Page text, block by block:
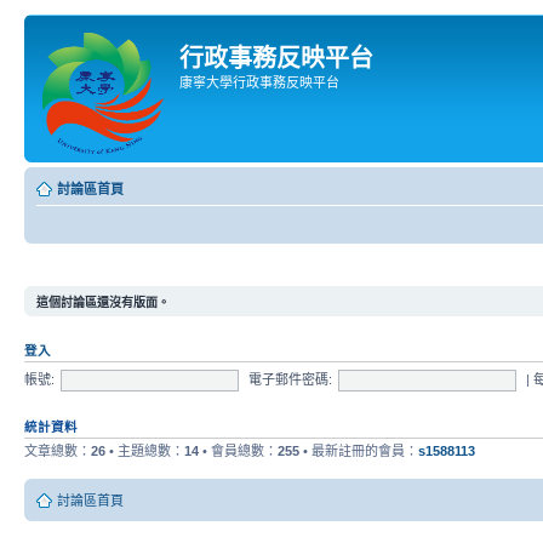
行政事務反映平台
康寧大學行政事務反映平台
討論區首頁
這個討論區還沒有版面。
登入
帳號:
電子郵件密碼: |
統計資料
文章總數： 26 • 主題總數： 14 • 會員總數： 255 • 最新註冊的會員： s1588113
討論區首頁